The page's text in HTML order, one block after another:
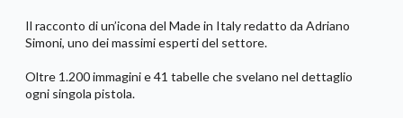
Il racconto di un’icona del Made in Italy redatto da Adriano
Simoni, uno dei massimi esperti del settore.
Oltre 1.200 immagini e 41 tabelle che svelano nel dettaglio
ogni singola pistola.